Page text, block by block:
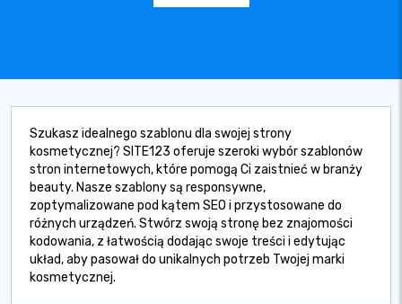
Szukasz idealnego szablonu dla swojej strony
kosmetycznej? SITE123 oferuje szeroki wybór szablonów
stron internetowych, które pomogą Ci zaistnieć w branży
beauty. Nasze szablony są responsywne,
zoptymalizowane pod kątem SEO i przystosowane do
różnych urządzeń. Stwórz swoją stronę bez znajomości
kodowania, z łatwością dodając swoje treści i edytując
układ, aby pasował do unikalnych potrzeb Twojej marki
kosmetycznej.